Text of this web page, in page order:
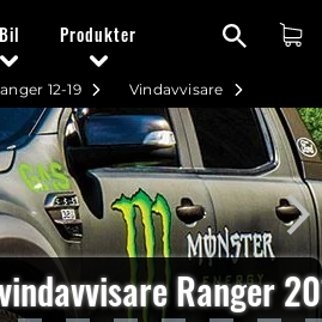
Bil Produkter
Vindavvisare
12-19
Ranger